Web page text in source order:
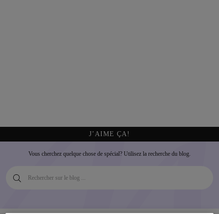
J’AIME ÇA!
Vous cherchez quelque chose de spécial? Utilisez la recherche du blog.